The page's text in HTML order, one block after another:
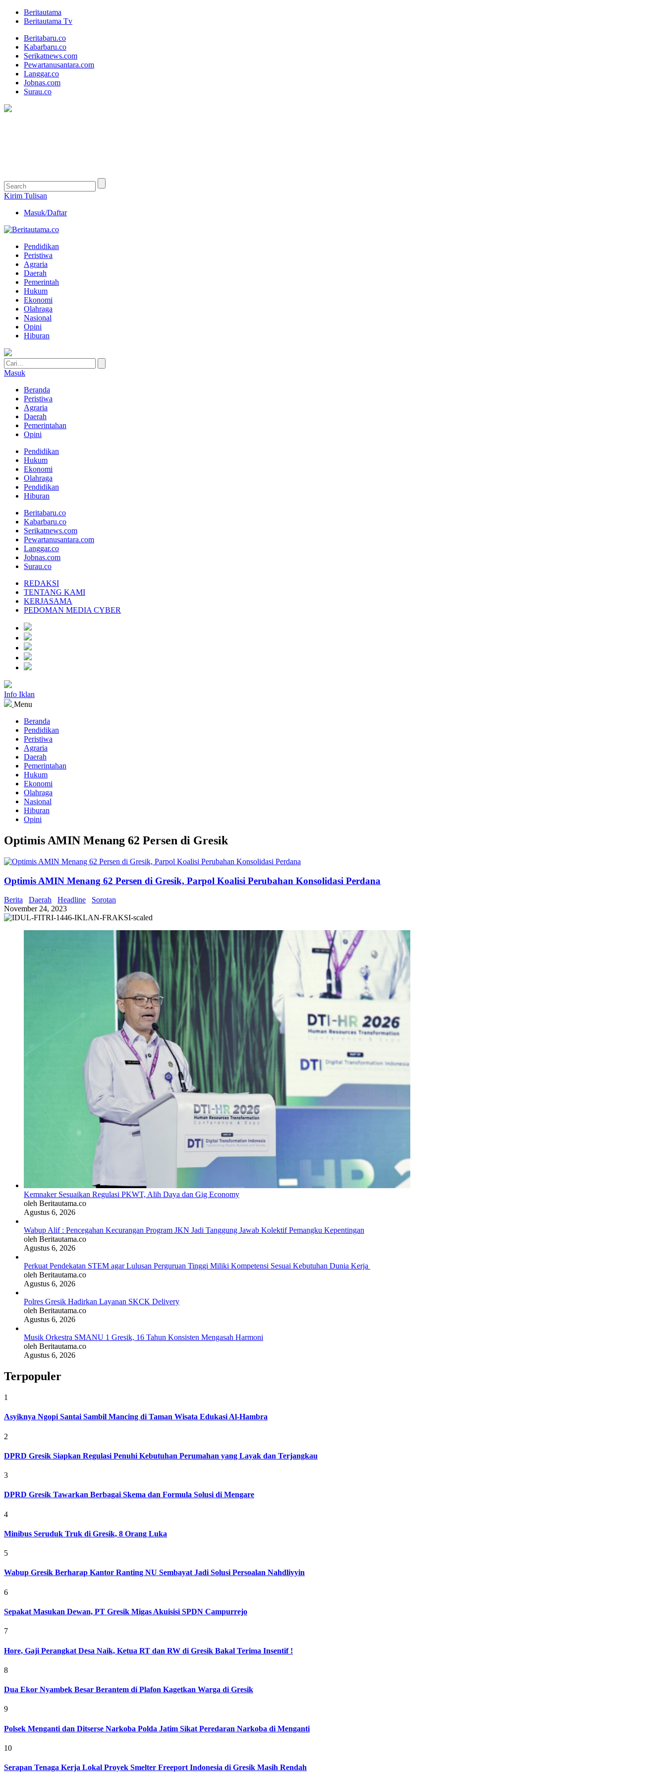
Beritautama
Beritautama Tv
Beritabaru.co
Kabarbaru.co
Serikatnews.com
Pewartanusantara.com
Langgar.co
Jobnas.com
Surau.co
Kirim Tulisan
Masuk/Daftar
Pendidikan
Peristiwa
Agraria
Daerah
Pemerintah
Hukum
Ekonomi
Olahraga
Nasional
Opini
Hiburan
Masuk
Beranda
Peristiwa
Agraria
Daerah
Pemerintahan
Opini
Pendidikan
Hukum
Ekonomi
Olahraga
Pendidikan
Hiburan
Beritabaru.co
Kabarbaru.co
Serikatnews.com
Pewartanusantara.com
Langgar.co
Jobnas.com
Surau.co
REDAKSI
TENTANG KAMI
KERJASAMA
PEDOMAN MEDIA CYBER
Info Iklan
Menu
Beranda
Pendidikan
Peristiwa
Agraria
Daerah
Pemerintahan
Hukum
Ekonomi
Olahraga
Nasional
Hiburan
Opini
Optimis AMIN Menang 62 Persen di Gresik
Optimis AMIN Menang 62 Persen di Gresik, Parpol Koalisi Perubahan Konsolidasi Perdana
Berita Daerah Headline
Sorotan
November 24, 2023
Kemnaker Sesuaikan Regulasi PKWT, Alih Daya dan Gig Economy
oleh Beritautama.co
Agustus 6, 2026
Wabup Alif : Pencegahan Kecurangan Program JKN Jadi Tanggung Jawab Kolektif Pemangku Kepentingan
oleh Beritautama.co
Agustus 6, 2026
Perkuat Pendekatan STEM agar Lulusan Perguruan Tinggi Miliki Kompetensi Sesuai Kebutuhan Dunia Kerja
oleh Beritautama.co
Agustus 6, 2026
Polres Gresik Hadirkan Layanan SKCK Delivery
oleh Beritautama.co
Agustus 6, 2026
Musik Orkestra SMANU 1 Gresik, 16 Tahun Konsisten Mengasah Harmoni
oleh Beritautama.co
Agustus 6, 2026
Terpopuler
1
Asyiknya Ngopi Santai Sambil Mancing di Taman Wisata Edukasi Al-Hambra
2
DPRD Gresik Siapkan Regulasi Penuhi Kebutuhan Perumahan yang Layak dan Terjangkau
3
DPRD Gresik Tawarkan Berbagai Skema dan Formula Solusi di Mengare
4
Minibus Seruduk Truk di Gresik, 8 Orang Luka
5
Wabup Gresik Berharap Kantor Ranting NU Sembayat Jadi Solusi Persoalan Nahdliyyin
6
Sepakat Masukan Dewan, PT Gresik Migas Akuisisi SPDN Campurrejo
7
Hore, Gaji Perangkat Desa Naik, Ketua RT dan RW di Gresik Bakal Terima Insentif !
8
Dua Ekor Nyambek Besar Berantem di Plafon Kagetkan Warga di Gresik
9
Polsek Menganti dan Ditserse Narkoba Polda Jatim Sikat Peredaran Narkoba di Menganti
10
Serapan Tenaga Kerja Lokal Proyek Smelter Freeport Indonesia di Gresik Masih Rendah